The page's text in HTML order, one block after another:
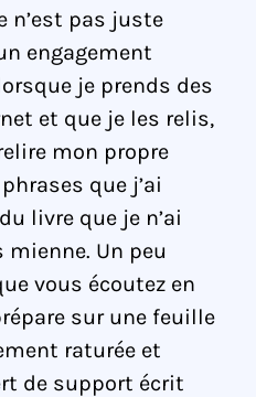
n’est pas juste
engagement
je prends des
et que je les relis,
mon propre
que j’ai
livre que je n’ai
Un peu
vous écoutez en
sur une feuille
raturée et
de support écrit